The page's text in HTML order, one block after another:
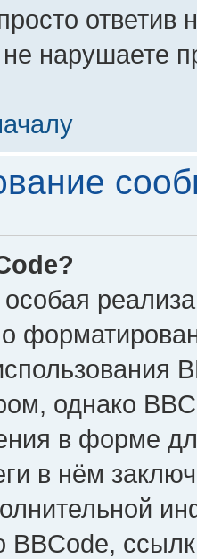
ответив
нарушаете
однако
в форме
в нём
BBCode,